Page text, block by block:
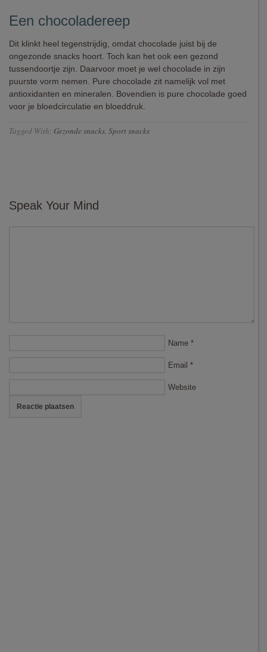
Een chocoladereep
Dit klinkt heel tegenstrijdig, omdat chocolade juist bij de
ongezonde snacks hoort. Toch kan het ook een gezond
tussendoortje zijn. Daarvoor moet je wel chocolade in zijn
puurste vorm nemen. Pure chocolade zit namelijk vol met
antioxidanten en mineralen. Bovendien is pure chocolade goed
voor je bloedcirculatie en bloeddruk.
Tagged With: Gezonde snacks, Sport snacks
Speak Your Mind
Name *
Email *
Website